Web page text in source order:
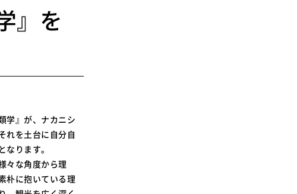
』を
学』が、ナカニシ
れを土台に自分自
ります。
々な角度から理
朴に抱いている理